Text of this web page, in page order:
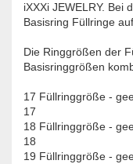
iXXXi JEWELRY. Bei
Basisring Füllringe
Die Ringgrößen der
Basisringgrößen
17 Füllringgröße -
17
18 Füllringgröße -
18
19 Füllringgröße -